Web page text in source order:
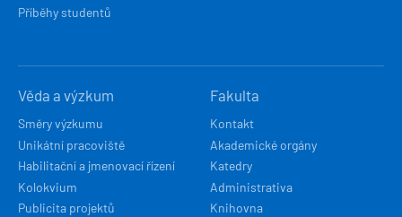
Příběhy studentů
Věda a výzkum
Směry výzkumu
Unikátní pracoviště
Habilitační a jmenovací řízení
Kolokvium
Publicita projektů
Fakulta
Kontakt
Akademické orgány
Katedry
Administrativa
Knihovna